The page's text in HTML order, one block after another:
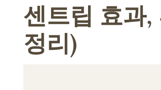
센트립 효과,
정리)